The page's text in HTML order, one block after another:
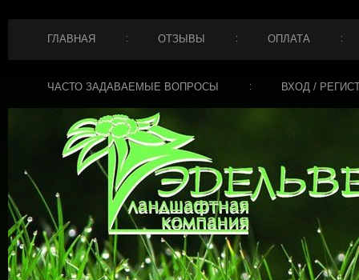
ГЛАВНАЯ ОТЗЫВЫ ОПЛАТА
ЧАСТО ЗАДАВАЕМЫЕ ВОПРОСЫ ВХОД /